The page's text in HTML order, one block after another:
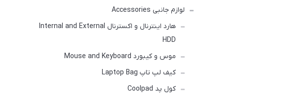
لوازم جانبی Accessories
هارد اینترنال و اکسترنال Internal and External
HDD
موس و کیبورد Mouse and Keyboard
کیف لپ تاپ Laptop Bag
کول پد Coolpad